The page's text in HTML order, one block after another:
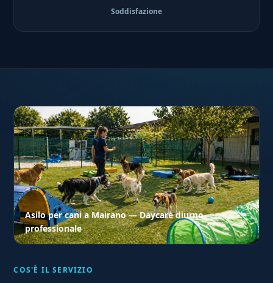
Soddisfazione
Asilo per cani a Mairano — Daycare diurno
professionale
COS'È IL SERVIZIO